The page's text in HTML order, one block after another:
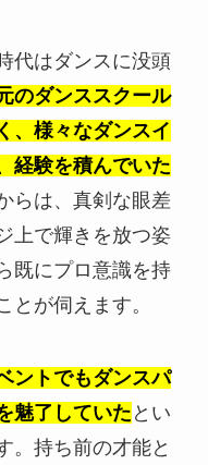
代はダンスに没頭
のダンススクール
、様々なダンスイ
経験を積んでいた
らは、真剣な眼差
上で輝きを放つ姿
既にプロ意識を持
とが伺えます。
ントでもダンスパ
魅了していた とい
。持ち前の才能と